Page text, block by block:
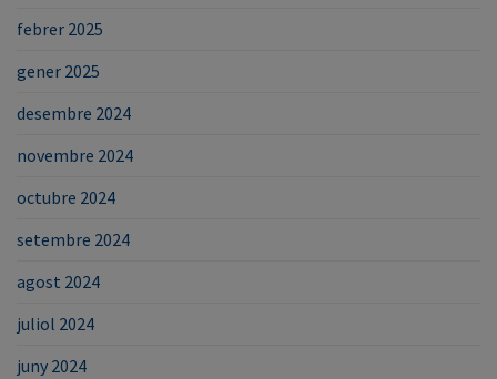
febrer 2025
gener 2025
desembre 2024
novembre 2024
octubre 2024
setembre 2024
agost 2024
juliol 2024
juny 2024